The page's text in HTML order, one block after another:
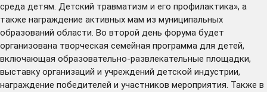
среда детям. Детский травматизм и его профилактика», а
также награждение активных мам из муниципальных
образований области. Во второй день форума будет
организована творческая семейная программа для детей,
включающая образовательно-развлекательные площадки,
выставку организаций и учреждений детской индустрии,
награждение победителей и участников мероприятия. Также в